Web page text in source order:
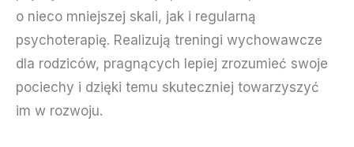
o nieco mniejszej skali, jak i regularną
psychoterapię. Realizują treningi wychowawcze
dla rodziców, pragnących lepiej zrozumieć swoje
pociechy i dzięki temu skuteczniej towarzyszyć
im w rozwoju.